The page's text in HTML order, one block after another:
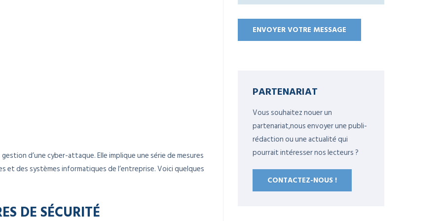
d’une cyber-attaque. Elle implique une série de mesures
et des systèmes informatiques de l’entreprise. Voici quelques
DE SÉCURITÉ
PARTENARIAT
Vous souhaitez nouer un
partenariat,nous envoyer une publi-
rédaction ou une actualité qui
pourrait intéresser nos lecteurs ?
CONTACTEZ-NOUS !